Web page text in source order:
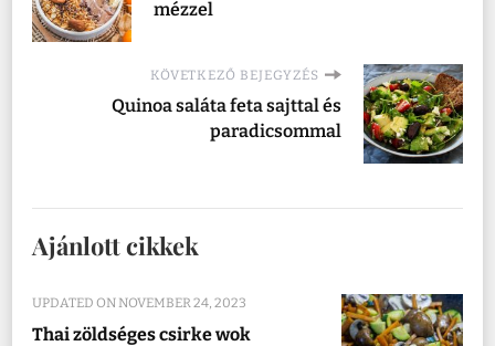
mézzel
KÖVETKEZŐ BEJEGYZÉS
Quinoa saláta feta sajttal és
paradicsommal
Ajánlott cikkek
UPDATED ONNOVEMBER 24, 2023
Thai zöldséges csirke wok